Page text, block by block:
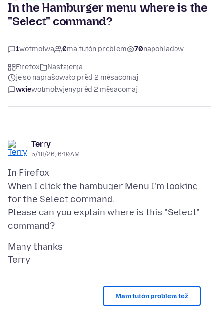
In the Hamburger menu where is the
"Select" command?
1wotmołwa 0ma tutón problem 70napohladow
Firefox
Nastajenja
je so naprašowało před 2 měsacomaj
wxiewotmołwjenypřed 2 měsacomaj
Terry
5/18/26, 6:10 AM
In Firefox
When I click the hambuger Menu I'm looking
for the Select command.
Please can you explain where is this "Select"
Many thanks
Mam tutón problem tež